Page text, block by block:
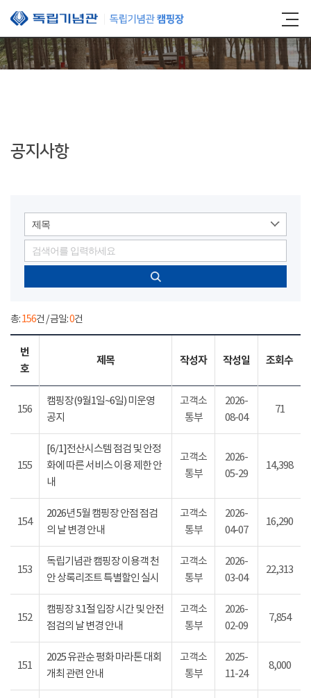
본문 바로가기
공지사항
제목
총:156건 / 금일:0건
번
호
제목 작성자 작성일 조회수
156
캠핑장(9월1일~6일) 미운영
공지
고객소
통부
2026-
08-04
71
155
[6/1]전산시스템 점검 및 안정
화에 따른 서비스 이용 제한 안
내
고객소
통부
2026-
05-29
14,398
154
2026년 5월 캠핑장 안점 점검
의 날 변경 안내
고객소
통부
2026-
04-07
16,290
153
독립기념관 캠핑장 이용객 천
안 상록리조트 특별할인 실시
고객소
통부
2026-
03-04
22,313
152
캠핑장 3.1절 입장 시간 및 안전
점검의 날 변경 안내
고객소
통부
2026-
02-09
7,854
151
2025 유관순 평화 마라톤 대회
개최 관련 안내
고객소
통부
2025-
11-24
8,000